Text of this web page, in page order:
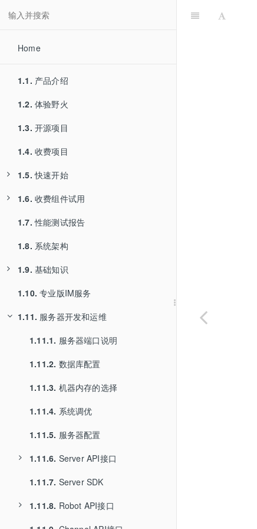
Home
1.1. 产品介绍
1.2. 体验野火
1.3. 开源项目
1.4. 收费项目
1.5. 快速开始
1.5.1.服务器部署
1.5.2.安卓编译
1.5.3.iOS编译
1.6. 收费组件试用
1.6.1.PC Electron版本试用
1.6.2.PC Qt版本试用
1.6.3.Web试用
1.6.4.小程序试用
1.6.5.试用专业版和Web/小程序
1.6.6.音视频高级版
1.6.7.朋友圈
1.6.8.鸿蒙SDK试用
1.7. 性能测试报告
1.8. 系统架构
1.9. 基础知识
1.9.1.功能特性
1.9.2.SDK与客户端的关系
1.9.3.用户
1.9.4.SDK的功能
1.9.5.连接
1.9.6.会话
1.9.7.消息
1.9.8.消息内容
1.9.9.消息负载
1.9.10. 存储与同步
1.10. 专业版IM服务
1.11. 服务器开发和运维
1.11.1. 服务器端口说明
1.11.2. 数据库配置
1.11.3. 机器内存的选择
1.11.4. 系统调优
1.11.5. 服务器配置
1.11.6. Server API接口
1.11.6.1.用户
1.11.6.2.用户关系
1.11.7. Server SDK
1.11.8. Robot API接口